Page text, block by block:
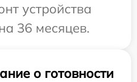
устройства
36 месяцев.
о готовности